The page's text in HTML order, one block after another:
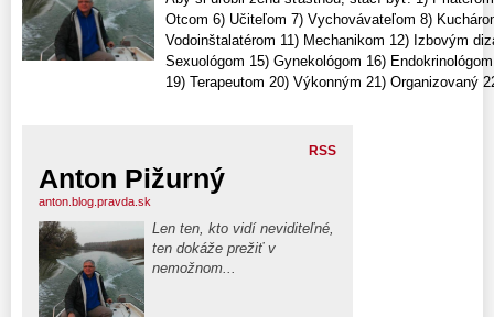
Otcom 6) Učiteľom 7) Vychovávateľom 8)
Vodoinštalatérom 11) Mechanikom 12) Izbovým
Sexuológom 15) Gynekológom 16)
19) Terapeutom 20) Výkonným 21) Organizovaný
RSS
Anton Pižurný
anton.blog.pravda.sk
Len ten, kto vidí neviditeľné,
ten dokáže prežiť v
nemožnom...